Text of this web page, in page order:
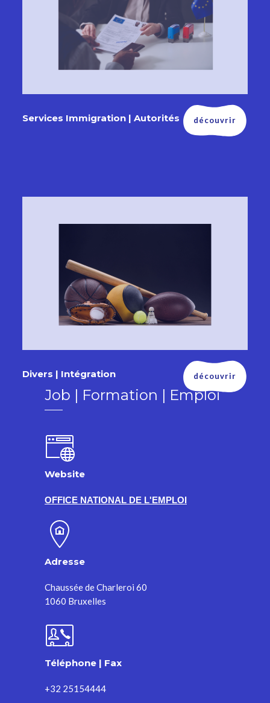
Services Immigration | Autorités découvrir
Divers | Intégration découvrir
Job | Formation | Emploi
Website
OFFICE NATIONAL DE L'EMPLOI
Adresse
Chaussée de Charleroi 60
1060 Bruxelles
Téléphone | Fax
+32 25154444